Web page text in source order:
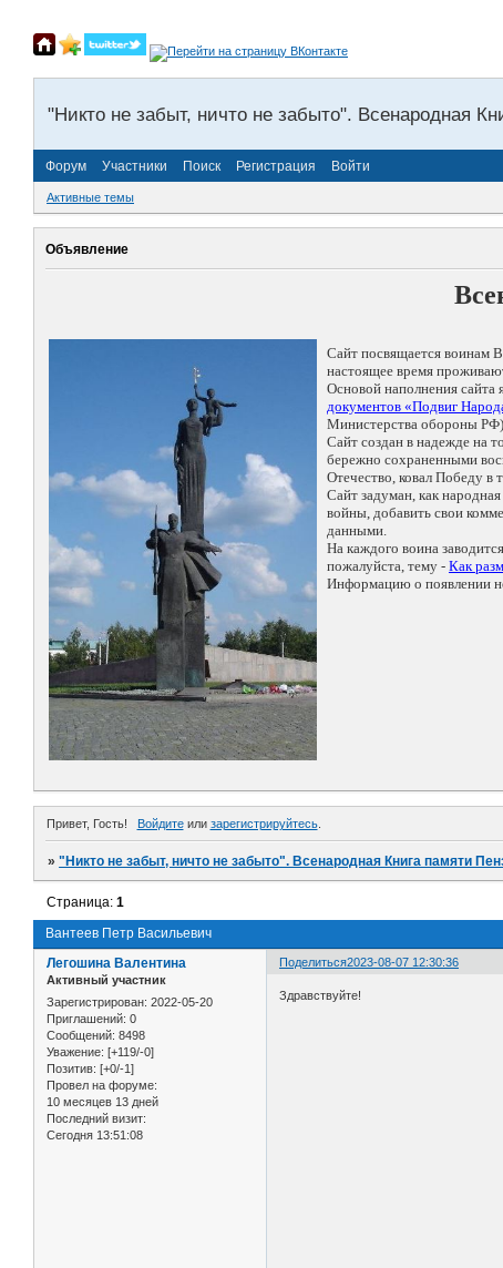
"Никто не забыт, ничто не забыто". Всенародная
Форум Участники Поиск Регистрация Войти
Активные темы
Объявление
Сайт посвящается воинам
настоящее время
Основой наполнения сайта
документов «Подвиг
Министерства обороны
Сайт создан в надежде на
бережно сохраненными
Отечество, ковал Победу
Сайт задуман, как
войны, добавить свои
данными.
На каждого воина
пожалуйста, тему - Как
Информацию о появлении
Привет, Гость! Войдитеили зарегистрируйтесь.
»"Никто не забыт, ничто не забыто". Всенародная Книга памяти
Вантеев Петр Васильевич
Страница:1
Поделиться2023-08-07 12:30:36
Легошина Валентина
Активный участник
Зарегистрирован: 2022-05-20
Приглашений: 0
Сообщений: 8498
Уважение: [+119/-0]
Позитив: [+0/-1]
Провел на форуме:
10 месяцев 13 дней
Последний визит:
Сегодня 13:51:08
Здравствуйте!